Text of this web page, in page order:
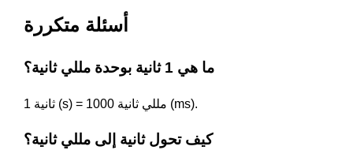
أسئلة متكررة
ما هي 1 ثانية بوحدة مللي ثانية؟
1 ثانية (s) = 1000 مللي ثانية (ms).
كيف تحول ثانية إلى مللي ثانية؟